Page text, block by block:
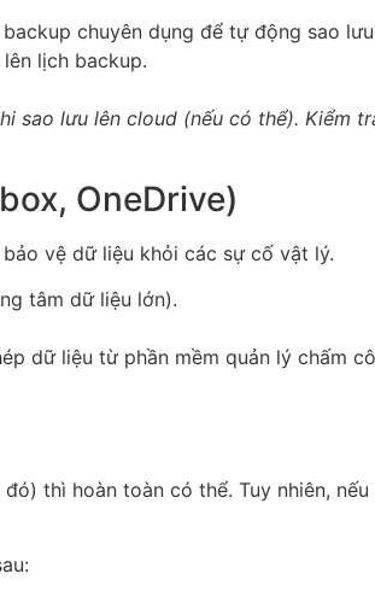
chuyên dụng để tự động sao
lịch backup.
sao lưu lên cloud (nếu có thể). Kiểm
OneDrive)
vệ dữ liệu khỏi các sự cố vật lý.
tâm dữ liệu lớn).
dữ liệu từ phần mềm quản lý chấm
thì hoàn toàn có thể. Tuy nhiên,